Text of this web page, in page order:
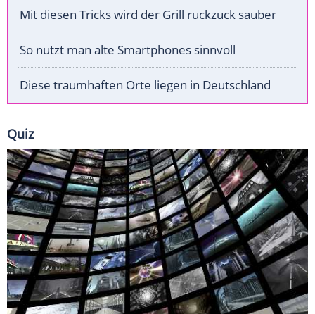
Mit diesen Tricks wird der Grill ruckzuck sauber
So nutzt man alte Smartphones sinnvoll
Diese traumhaften Orte liegen in Deutschland
Quiz